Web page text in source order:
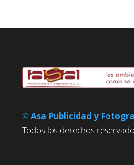
©Asa Publicidad y
Todos los derechos